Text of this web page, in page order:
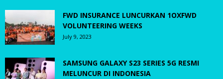
FWD INSURANCE LUNCURKAN 1OXFWD
VOLUNTEERING WEEKS
July 9, 2023
SAMSUNG GALAXY S23 SERIES 5G RESMI
MELUNCUR DI INDONESIA